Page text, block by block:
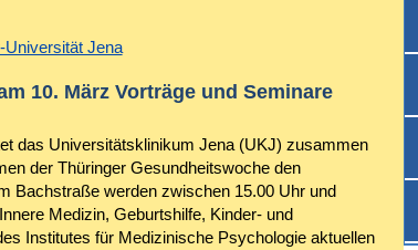
Universität Jena
10. März Vorträge und Seminare
das Universitätsklinikum Jena (UKJ) zusammen
der Thüringer Gesundheitswoche den
Bachstraße werden zwischen 15.00 Uhr und
Medizin, Geburtshilfe, Kinder- und
Institutes für Medizinische Psychologie aktuellen